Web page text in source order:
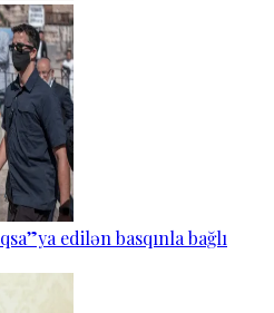
edilən basqınla bağlı